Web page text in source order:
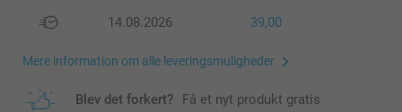
14.08.2026 39,00
Mere information om alle leveringsmuligheder
Blev det forkert? Få et nyt produkt gratis